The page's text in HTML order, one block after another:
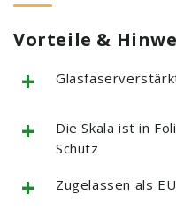
Vorteile &
+
+
Die Skala ist in
Schutz
+ Zugelassen als